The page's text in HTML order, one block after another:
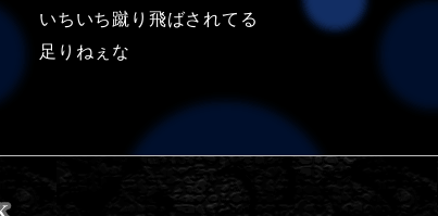
いちいち蹴り飛ばされてる
足りねぇな